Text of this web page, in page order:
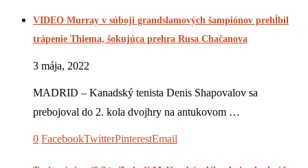
VIDEO Murray v súboji grandslamových šampiónov prehĺbil
trápenie Thiema, šokujúca prehra Rusa Chačanova
3 mája, 2022
MADRID – Kanadský tenista Denis Shapovalov sa
prebojoval do 2. kola dvojhry na antukovom …
0 FacebookTwitterPinterestEmail